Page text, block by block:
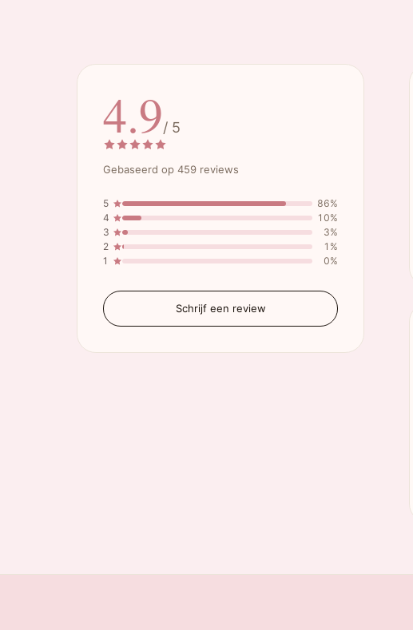
4.9/ 5
Gebaseerd op 459 reviews
5
86%
4
10%
3
3%
2
1%
1
0%
Schrijf een review